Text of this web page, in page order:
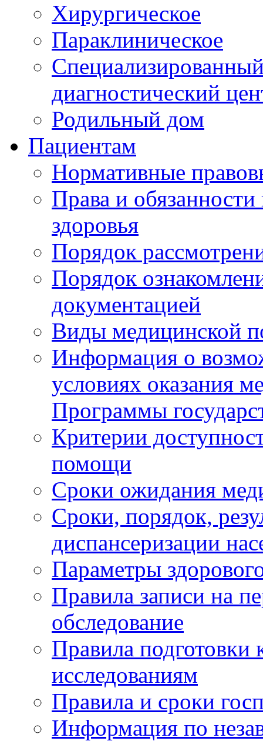
Хирургическое
Параклиническое
диагностический
Родильный дом
Пациентам
Нормативные
Права и
здоровья
Порядок
Порядок
документацией
Виды медицинской
Информация о
условиях оказания
Программы
Критерии
помощи
Сроки ожидания
Сроки, порядок,
диспансеризации
Параметры
Правила записи на
обследование
Правила подготовки
исследованиям
Правила и сроки
Информация по